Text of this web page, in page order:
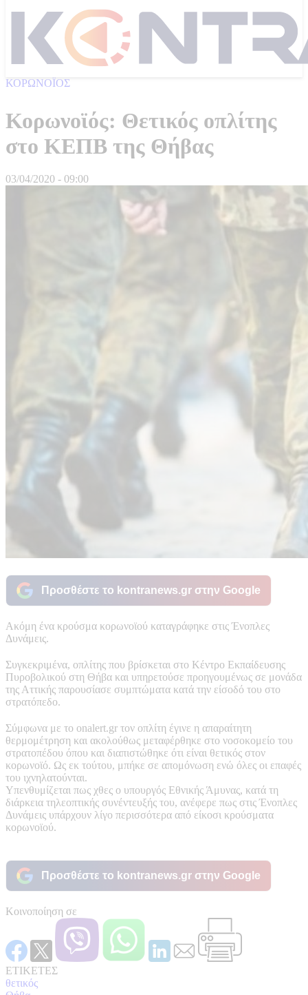
ΚΟΡΩΝΟΪΟΣ
Κορωνοϊός: Θετικός οπλίτης
στο ΚΕΠΒ της Θήβας
03/04/2020 - 09:00
Προσθέστε το kontranews.gr στην Google
Ακόμη ένα κρούσμα κορωνοϊού καταγράφηκε στις Ένοπλες
Δυνάμεις.
Συγκεκριμένα, οπλίτης που βρίσκεται στο Κέντρο Εκπαίδευσης
Πυροβολικού στη Θήβα και υπηρετούσε προηγουμένως σε μονάδα
της Αττικής παρουσίασε συμπτώματα κατά την είσοδό του στο
στρατόπεδο.
Σύμφωνα με το onalert.gr τον οπλίτη έγινε η απαραίτητη
θερμομέτρηση και ακολούθως μεταφέρθηκε στο νοσοκομείο του
στρατοπέδου όπου και διαπιστώθηκε ότι είναι θετικός στον
κορωνοϊό. Ως εκ τούτου, μπήκε σε απομόνωση ενώ όλες οι επαφές
του ιχνηλατούνται.
Υπενθυμίζεται πως χθες ο υπουργός Εθνικής Άμυνας, κατά τη
διάρκεια τηλεοπτικής συνέντευξής του, ανέφερε πως στις Ένοπλες
Δυνάμεις υπάρχουν λίγο περισσότερα από είκοσι κρούσματα
κορωνοϊού.
Προσθέστε το kontranews.gr στην Google
Κοινοποίηση σε
ΕΤΙΚΕΤΕΣ
θετικός